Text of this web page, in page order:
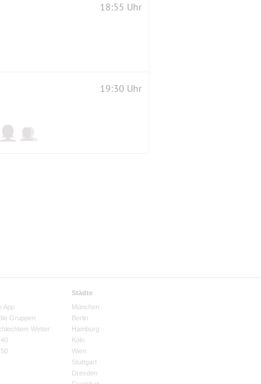
18:55 Uhr
19:30 Uhr
App
Gruppen
Wetter
Städte
München
Berlin
Hamburg
Köln
Wien
Stuttgart
Dresden